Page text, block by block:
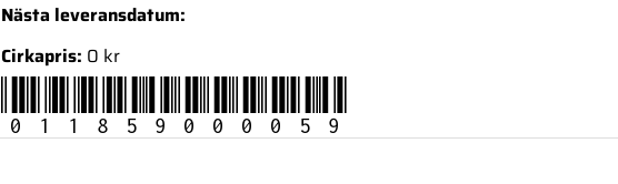
Nästa leveransdatum:
Cirkapris: 0 kr
011859000059